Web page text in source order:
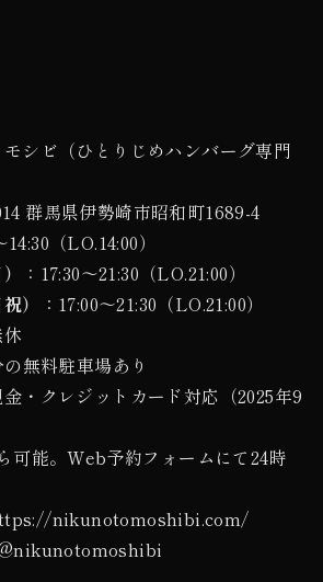
モシビ（ひとりじめハンバーグ専門
群馬県伊勢崎市昭和町1689-4
14:30（LO.14:00）
：17:30〜21:30（LO.21:00）
）
：17:00〜21:30（LO.21:00）
休
の無料駐車場あり
・クレジットカード対応（2025年9
可能。Web予約フォームにて24時
nikunotomoshibi.com/
@nikunotomoshibi